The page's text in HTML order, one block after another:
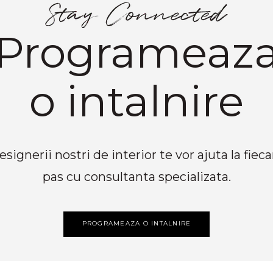
o intalnire
nostri de interior te vor ajuta la
pas cu consultanta specializata.
PROGRAMEAZA O INTALNIRE